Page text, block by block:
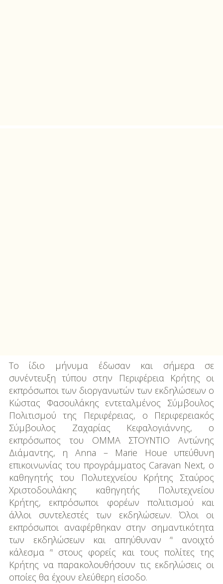
Το ίδιο μήνυμα έδωσαν και σήμερα σε
συνέντευξη τύπου στην Περιφέρεια Κρήτης οι
εκπρόσωποι των διοργανωτών των εκδηλώσεων ο
Κώστας Φασουλάκης εντεταλμένος Σύμβουλος
Πολιτισμού της Περιφέρειας, ο Περιφερειακός
Σύμβουλος Ζαχαρίας Κεφαλογιάννης, ο
εκπρόσωπος του ΟΜΜΑ ΣΤΟΥΝΤΙΟ Αντώνης
Διάμαντης, η Anna – Marie Houe υπεύθυνη
επικοινωνίας του προγράμματος Caravan Next, ο
καθηγητής του Πολυτεχνείου Κρήτης Σταύρος
Χριστοδουλάκης καθηγητής Πολυτεχνείου
Κρήτης, εκπρόσωποι φορέων πολιτισμού και
άλλοι συντελεστές των εκδηλώσεων. Όλοι οι
εκπρόσωποι αναφέρθηκαν στην σημαντικότητα
των εκδηλώσεων και απηύθυναν ‘' ανοιχτό
κάλεσμα ‘' στους φορείς και τους πολίτες της
Κρήτης να παρακολουθήσουν τις εκδηλώσεις οι
οποίες θα έχουν ελεύθερη είσοδο.